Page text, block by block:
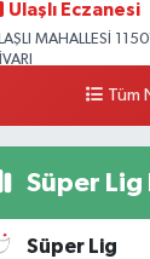
Ulaşlı Eczanesi
MAHALLESİ
0 (546) 158 81 80
Tüm
Süper Lig
Süper Lig